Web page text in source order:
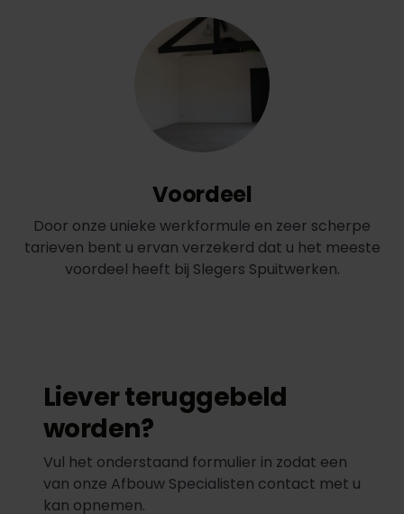
Voordeel
Door onze unieke werkformule en zeer scherpe
tarieven bent u ervan verzekerd dat u het meeste
voordeel heeft bij Slegers Spuitwerken.
Liever teruggebeld
worden?
Vul het onderstaand formulier in zodat een
van onze Afbouw Specialisten contact met u
kan opnemen.